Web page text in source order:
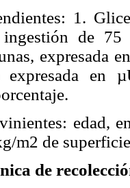
1.
de
expresada
en
edad,
m2 de
de